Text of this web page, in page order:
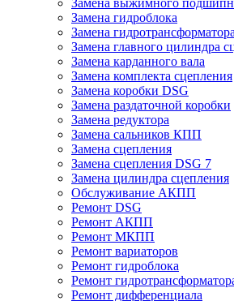
Замена выжимного
Замена гидроблока
Замена гидротрансформатора
Замена главного цилиндра
Замена карданного вала
Замена комплекта сцепления
Замена коробки DSG
Замена раздаточной коробки
Замена редуктора
Замена сальников КПП
Замена сцепления
Замена сцепления DSG 7
Замена цилиндра сцепления
Обслуживание АКПП
Ремонт DSG
Ремонт АКПП
Ремонт МКПП
Ремонт вариаторов
Ремонт гидроблока
Ремонт
Ремонт дифференциала